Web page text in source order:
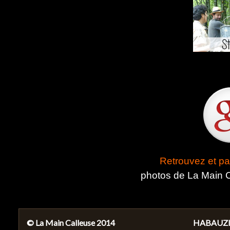
Retrouvez et
photos de La Main
© La Main Calleuse 2014